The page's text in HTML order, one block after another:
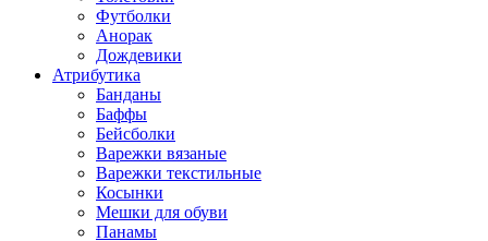
Футболки
Анорак
Дождевики
Атрибутика
Банданы
Баффы
Бейсболки
Варежки вязаные
Варежки текстильные
Косынки
Мешки для обуви
Панамы